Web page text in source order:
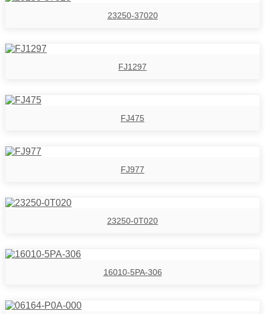
23250-37020
FJ1297
FJ475
FJ977
23250-0T020
16010-5PA-306